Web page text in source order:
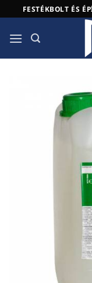
to
content
FESTÉKBOLT ÉS